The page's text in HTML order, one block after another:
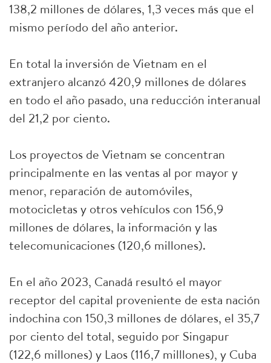
138,2 millones de dólares, 1,3 veces más que el
mismo período del año anterior.
En total la inversión de Vietnam en el
extranjero alcanzó 420,9 millones de dólares
en todo el año pasado, una reducción interanual
del 21,2 por ciento.
Los proyectos de Vietnam se concentran
principalmente en las ventas al por mayor y
menor, reparación de automóviles,
motocicletas y otros vehículos con 156,9
millones de dólares, la información y las
telecomunicaciones (120,6 millones).
En el año 2023, Canadá resultó el mayor
receptor del capital proveniente de esta nación
indochina con 150,3 millones de dólares, el 35,7
por ciento del total, seguido por Singapur
(122,6 millones) y Laos (116,7 milllones), y Cuba